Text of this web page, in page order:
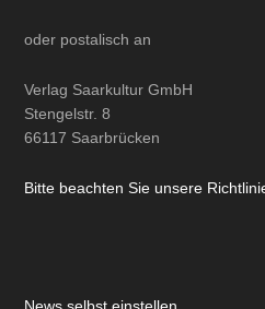
oder postalisch an
Verlag Saarkultur GmbH
Stengelstr. 8
66117 Saarbrücken
Bitte beachten Sie unsere